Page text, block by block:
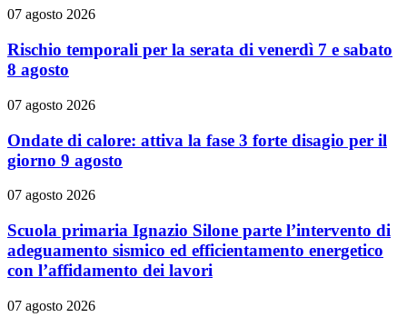
07 agosto 2026
Rischio temporali per la serata di venerdì 7 e sabato
8 agosto
07 agosto 2026
Ondate di calore: attiva la fase 3 forte disagio per il
giorno 9 agosto
07 agosto 2026
Scuola primaria Ignazio Silone parte l’intervento di
adeguamento sismico ed efficientamento energetico
con l’affidamento dei lavori
07 agosto 2026